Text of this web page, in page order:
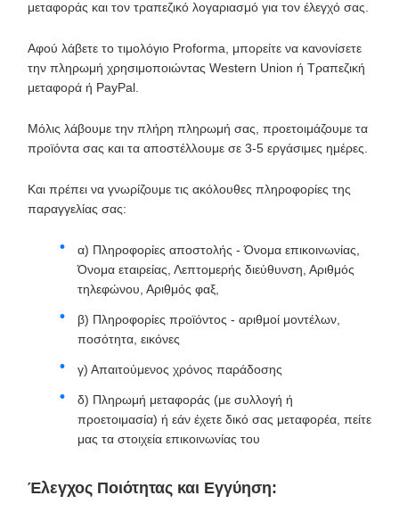
μεταφοράς και τον τραπεζικό λογαριασμό για τον έλεγχό σας.
Αφού λάβετε το τιμολόγιο Proforma, μπορείτε να κανονίσετε
την πληρωμή χρησιμοποιώντας Western Union ή Τραπεζική
μεταφορά ή PayPal.
Μόλις λάβουμε την πλήρη πληρωμή σας, προετοιμάζουμε τα
προϊόντα σας και τα αποστέλλουμε σε 3-5 εργάσιμες ημέρες.
Και πρέπει να γνωρίζουμε τις ακόλουθες πληροφορίες της
παραγγελίας σας:
α) Πληροφορίες αποστολής - Όνομα επικοινωνίας,
Όνομα εταιρείας, Λεπτομερής διεύθυνση, Αριθμός
τηλεφώνου, Αριθμός φαξ,
β) Πληροφορίες προϊόντος - αριθμοί μοντέλων,
ποσότητα, εικόνες
γ) Απαιτούμενος χρόνος παράδοσης
δ) Πληρωμή μεταφοράς (με συλλογή ή
προετοιμασία) ή εάν έχετε δικό σας μεταφορέα, πείτε
μας τα στοιχεία επικοινωνίας του
Έλεγχος Ποιότητας και Εγγύηση: